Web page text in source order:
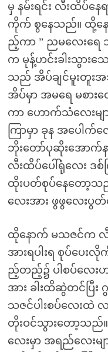
မှ နမ်းရင်း လီးထိပ်န
ကိုက် စွနေသည်။ ထို့န
ည့်ကာ ” ညမလေးရ
က မုန့်ဟင်းခါးသွားသ
သည် အိပ်ချင်မူးတူးအ
အိပ်မှာ အမရေ မစား
ကာ ဟောက်သံလေးမ
ကြာမှာ ခုန အပေါက်
ဘိုးတော်ပုဆိုးအောက်န
လီးထိပ်ပေါ်ရုံလေး ဒစ်
ထိုးပတ်စုပ်နေတော့သ
လေးအား ဖွဖွလေးပွ
ထိုနောက် မသဇင်က လီ
အားရပါးရ စုပ်ပေ
ည့်တည့်၌ ပါစပ်လေး
အား ခါးထိဆွဲတင်ပြီ
သဇင်ပါးစပ်လေးထဲ လ
တိုးဝင်သွားတော့သ
လေးမှာ အရည်လေးမ